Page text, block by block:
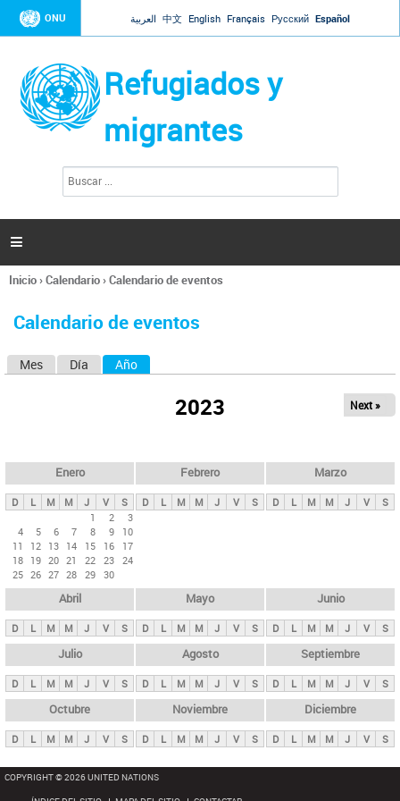
Jump to navigation
ONU العربية 中文 English Français Русский Español
Refugiados y
migrantes
l
d
s

Se
usted
Inicio›Calendario›Calendario de eventos
Calendario de eventos
s
p
n
i
p
a
l
s
Mes Día Año
2023 Next »
Enero
D L M M J V
S
1
2
3
4
5 6 7 8 9
10
11
12 13 14 15 16
17
18 19 20 21 22 23 24
25 26 27 28 29 30
Febrero
D L M M J V S
Marzo
D L M M J V S
Abril
D L M M J V S
Mayo
D L M M J V S
Junio
D L M M J V S
Julio
D L M M J V S
Agosto
D L M M J V S
Septiembre
D L M M J V S
Octubre
D L M M J V S
Noviembre
D L M M J V S
Diciembre
D L M M J V S
COPYRIGHT © 2026 UNITED NATIONS